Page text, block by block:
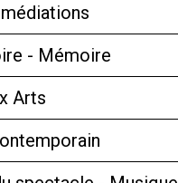
- Mémoire
Arts